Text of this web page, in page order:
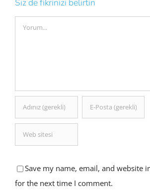
Comment
Save my name, email, and website
for the next time I comment.